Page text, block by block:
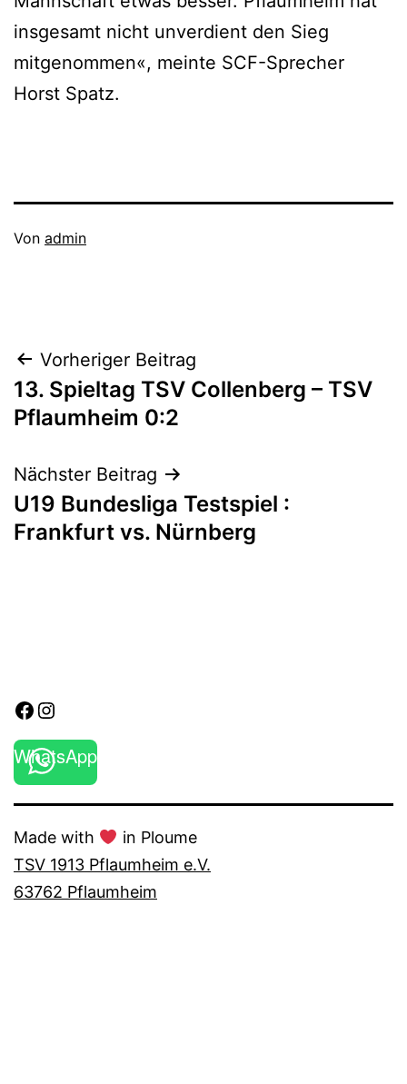
insgesamt nicht unverdient den Sieg
mitgenommen«, meinte SCF-Sprecher
Horst Spatz.
Veröffentlicht
Von admin
Beitragsnavigation
Vorheriger Beitrag
13. Spieltag TSV Collenberg – TSV
Pflaumheim 0:2
Nächster Beitrag
U19 Bundesliga Testspiel :
Frankfurt vs. Nürnberg
Facebook
Instagram
WhatsApp
Made with
in Ploume
TSV 1913 Pflaumheim e.V.
63762 Pflaumheim